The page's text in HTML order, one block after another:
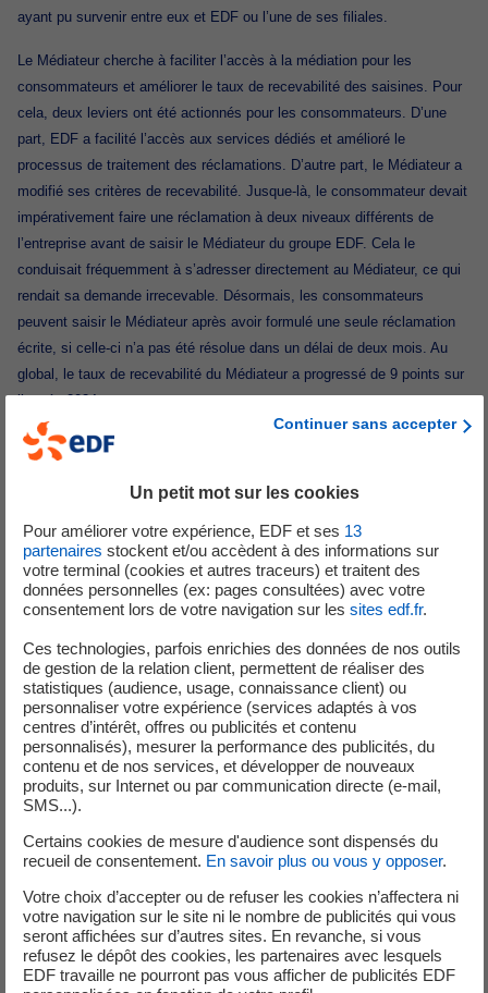
ayant pu survenir entre eux et EDF ou l’une de ses filiales.
Le Médiateur cherche à faciliter l’accès à la médiation pour les
consommateurs et améliorer le taux de recevabilité des saisines. Pour
cela, deux leviers ont été actionnés pour les consommateurs. D’une
part, EDF a facilité l’accès aux services dédiés et amélioré le
processus de traitement des réclamations. D’autre part, le Médiateur a
modifié ses critères de recevabilité. Jusque-là, le consommateur devait
impérativement faire une réclamation à deux niveaux différents de
l’entreprise avant de saisir le Médiateur du groupe EDF. Cela le
conduisait fréquemment à s’adresser directement au Médiateur, ce qui
rendait sa demande irrecevable. Désormais, les consommateurs
peuvent saisir le Médiateur après avoir formulé une seule réclamation
écrite, si celle-ci n’a pas été résolue dans un délai de deux mois. Au
global, le taux de recevabilité du Médiateur a progressé de 9 points sur
l’année 2024.
Vers une digitalisation des saisines pour continuer à
Dans son rapport, le Médiateur note que 53 % des consommateurs
sont passés par le site internet pour leurs saisines. Cette voie,
entièrement gratuite, limite le risque d’irrecevabilité de la demande car
la plateforme du Médiateur accompagne les consommateurs dans leur
démarche. Elle facilite également le traitement en médiation en
Médiateur. Augmenter la part des saisines digitales sera une des
priorités du Médiateur en 2025 avec des actions autour du parcours des
requérants.
Faire baisser le nombre de litiges
Outre leur résolution, le rôle du Médiateur est de réduire le nombre de
litiges constatés grâce à des recommandations. Comme chaque année,
l’attention des entités du Groupe, par exemple améliorer
lors des périodes de coupures exceptionnelles, mieux informer les
clients du marché d’affaires sur les évolutions de prix, ou encore
réduire les délais de traitement des réclamations. Ces
recommandations donnent lieu à des plans d’action mis en œuvre par
Continuer sans accepter
Un petit mot sur les cookies
Pour améliorer votre expérience, EDF et ses 13
partenaires stockent et/ou accèdent à des informations sur
votre terminal (cookies et autres traceurs) et traitent des
données personnelles (ex: pages consultées) avec votre
consentement lors de votre navigation sur les sites edf.fr.
Ces technologies, parfois enrichies des données de nos outils
de gestion de la relation client, permettent de réaliser des
statistiques (audience, usage, connaissance client) ou
personnaliser votre expérience (services adaptés à vos
centres d’intérêt, offres ou publicités et contenu
personnalisés), mesurer la performance des publicités, du
contenu et de nos services, et développer de nouveaux
produits, sur Internet ou par communication directe (e-mail,
SMS...).
Certains cookies de mesure d'audience sont dispensés du
recueil de consentement. En savoir plus ou vous y opposer.
Votre choix d’accepter ou de refuser les cookies n’affectera ni
votre navigation sur le site ni le nombre de publicités qui vous
seront affichées sur d’autres sites. En revanche, si vous
refusez le dépôt des cookies, les partenaires avec lesquels
EDF travaille ne pourront pas vous afficher de publicités EDF